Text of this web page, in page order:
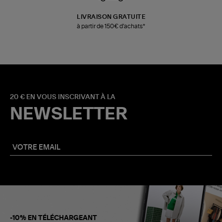
LIVRAISON GRATUITE
à partir de 150€ d'achats*
20 € EN VOUS INSCRIVANT À LA
NEWSLETTER
-10% EN TÉLÉCHARGEANT